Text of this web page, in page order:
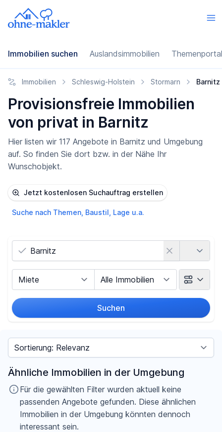
Immobilien suchen Auslandsimmobilien
Immobilien Schleswig-Holstein Stormarn Barnitz
Provisionsfreie Immobilien
von privat in Barnitz
Hier listen wir 117 Angebote in Barnitz und Umgebung
auf. So finden Sie dort bzw. in der Nähe Ihr
Wunschobjekt.
Jetzt kostenlosen Suchauftrag erstellen
Suche nach Themen, Baustil, Lage u.a.
Suchen
Preis
Sortieren nach
Ähnliche Immobilien in der Umgebung
Für die gewählten Filter wurden aktuell keine
passenden Angebote gefunden. Diese ähnlichen
Immobilien in der Umgebung könnten dennoch
interessant sein.